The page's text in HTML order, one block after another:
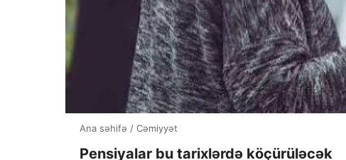
Ana səhifə / Cəmiyyət
Pensiyalar bu tarixlərdə köçürüləcək